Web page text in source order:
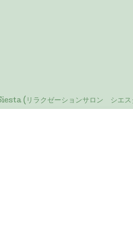
(リラクゼーションサロン シエス